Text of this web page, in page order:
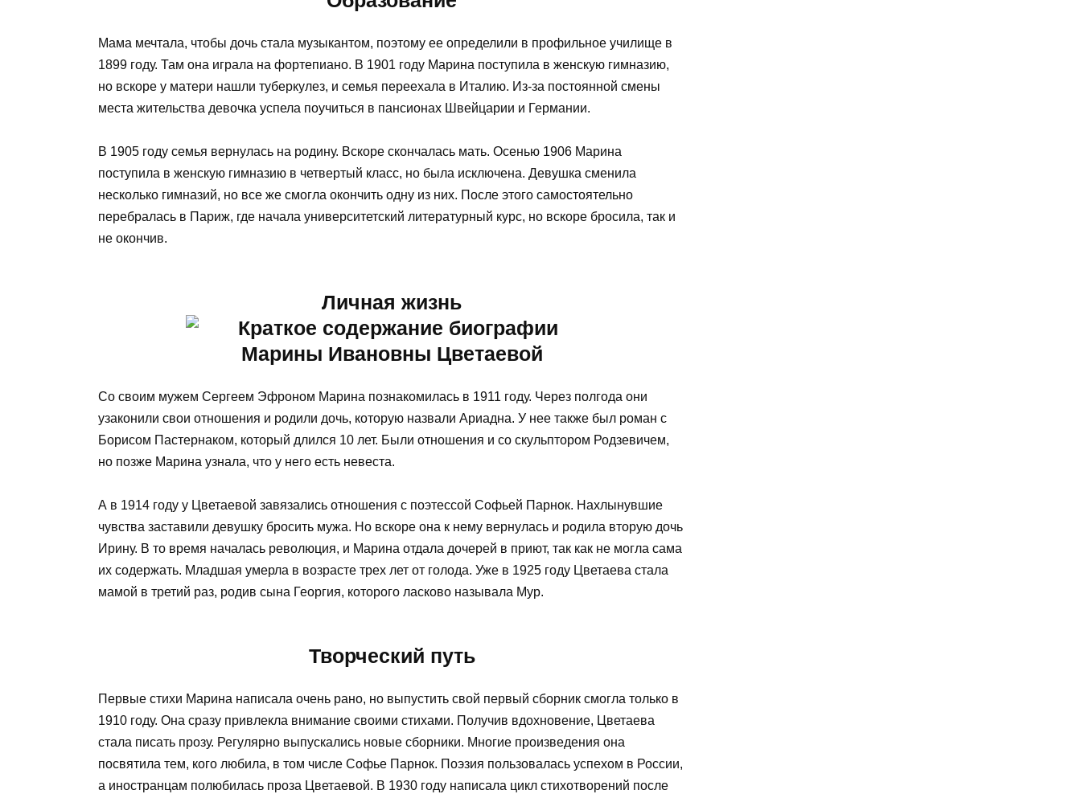
Мама мечтала, чтобы дочь стала музыкантом, поэтому ее определили в профильное училище в
1899 году. Там она играла на фортепиано. В 1901 году Марина поступила в женскую гимназию,
но вскоре у матери нашли туберкулез, и семья переехала в Италию. Из-за постоянной смены
места жительства девочка успела поучиться в пансионах Швейцарии и Германии.
В 1905 году семья вернулась на родину. Вскоре скончалась мать. Осенью 1906 Марина
поступила в женскую гимназию в четвертый класс, но была исключена. Девушка сменила
несколько гимназий, но все же смогла окончить одну из них. После этого самостоятельно
перебралась в Париж, где начала университетский литературный курс, но вскоре бросила, так и
не окончив.
Личная жизнь
Со своим мужем Сергеем Эфроном Марина познакомилась в 1911 году. Через полгода они
узаконили свои отношения и родили дочь, которую назвали Ариадна. У нее также был роман с
Борисом Пастернаком, который длился 10 лет. Были отношения и со скульптором Родзевичем,
но позже Марина узнала, что у него есть невеста.
А в 1914 году у Цветаевой завязались отношения с поэтессой Софьей Парнок. Нахлынувшие
чувства заставили девушку бросить мужа. Но вскоре она к нему вернулась и родила вторую дочь
Ирину. В то время началась революция, и Марина отдала дочерей в приют, так как не могла сама
их содержать. Младшая умерла в возрасте трех лет от голода. Уже в 1925 году Цветаева стала
мамой в третий раз, родив сына Георгия, которого ласково называла Мур.
Творческий путь
Первые стихи Марина написала очень рано, но выпустить свой первый сборник смогла только в
1910 году. Она сразу привлекла внимание своими стихами. Получив вдохновение, Цветаева
стала писать прозу. Регулярно выпускались новые сборники. Многие произведения она
посвятила тем, кого любила, в том числе Софье Парнок. Поэзия пользовалась успехом в России,
а иностранцам полюбилась проза Цветаевой. В 1930 году написала цикл стихотворений после